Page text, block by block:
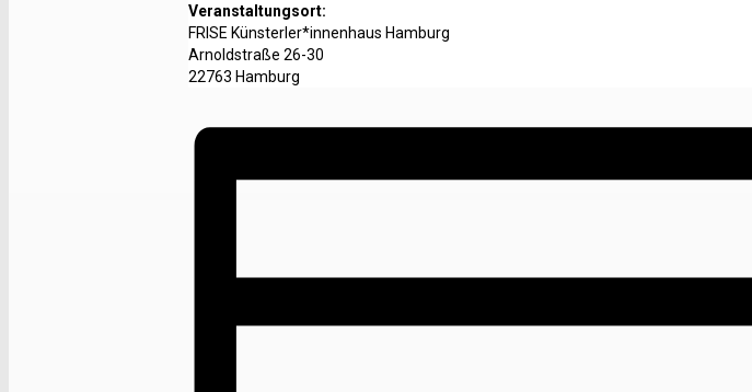
Veranstaltungsort:
FRISE Künsterler*innenhaus Hamburg
Arnoldstraße 26-30
22763 Hamburg